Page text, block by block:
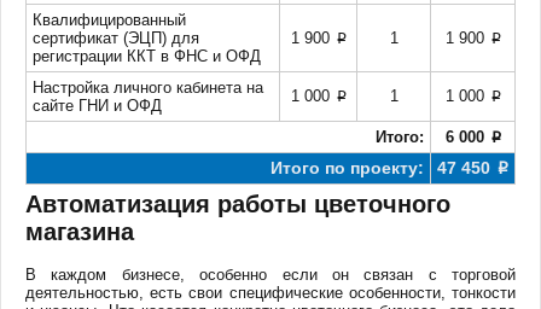
Квалифицированный
сертификат (ЭЦП) для
регистрации ККТ в ФНС и ОФД
1 900 p 1 1 900 p
Настройка личного кабинета на
сайте ГНИ и ОФД
1 000 p 1 1 000 p
Итого: 6 000 p
Итого по проекту: 47 450 p
Автоматизация работы цветочного
магазина
В каждом бизнесе, особенно если он связан с торговой
деятельностью, есть свои специфические особенности, тонкости